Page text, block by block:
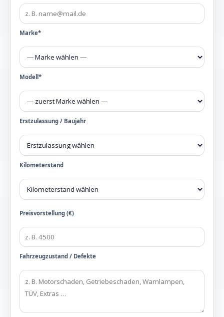
Marke*
Modell*
Erstzulassung / Baujahr
Kilometerstand
Preisvorstellung (€)
Fahrzeugzustand / Defekte